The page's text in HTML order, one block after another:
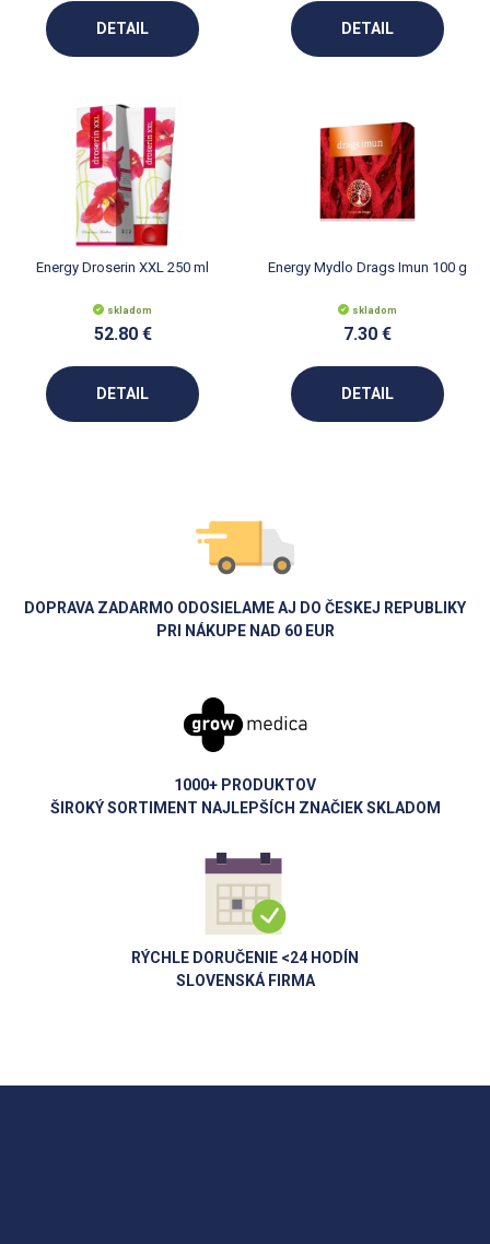
DETAIL DETAIL
Energy Droserin XXL 250 ml
skladom
52.80 €
DETAIL
Energy Mydlo Drags Imun 100 g
skladom
7.30 €
DETAIL
DOPRAVA ZADARMO ODOSIELAME AJ DO ČESKEJ REPUBLIKY
PRI NÁKUPE NAD 60 EUR
1000+ PRODUKTOV
ŠIROKÝ SORTIMENT NAJLEPŠÍCH ZNAČIEK SKLADOM
RÝCHLE DORUČENIE <24 HODÍN
SLOVENSKÁ FIRMA